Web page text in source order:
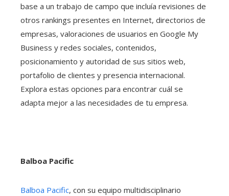
base a un trabajo de campo que incluía revisiones de
otros rankings presentes en Internet, directorios de
empresas, valoraciones de usuarios en Google My
Business y redes sociales, contenidos,
posicionamiento y autoridad de sus sitios web,
portafolio de clientes y presencia internacional.
Explora estas opciones para encontrar cuál se
adapta mejor a las necesidades de tu empresa.
Balboa Pacific
Balboa Pacific, con su equipo multidisciplinario